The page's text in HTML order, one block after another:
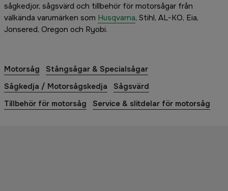
sågkedjor, sågsvärd och tillbehör för motorsågar från
välkända varumärken som Husqvarna, Stihl, AL-KO, Eia,
Jonsered, Oregon och Ryobi.
Motorsåg
Stångsågar & Specialsågar
Sågkedja / Motorsågskedja
Sågsvärd
Tillbehör för motorsåg
Service & slitdelar för motorsåg